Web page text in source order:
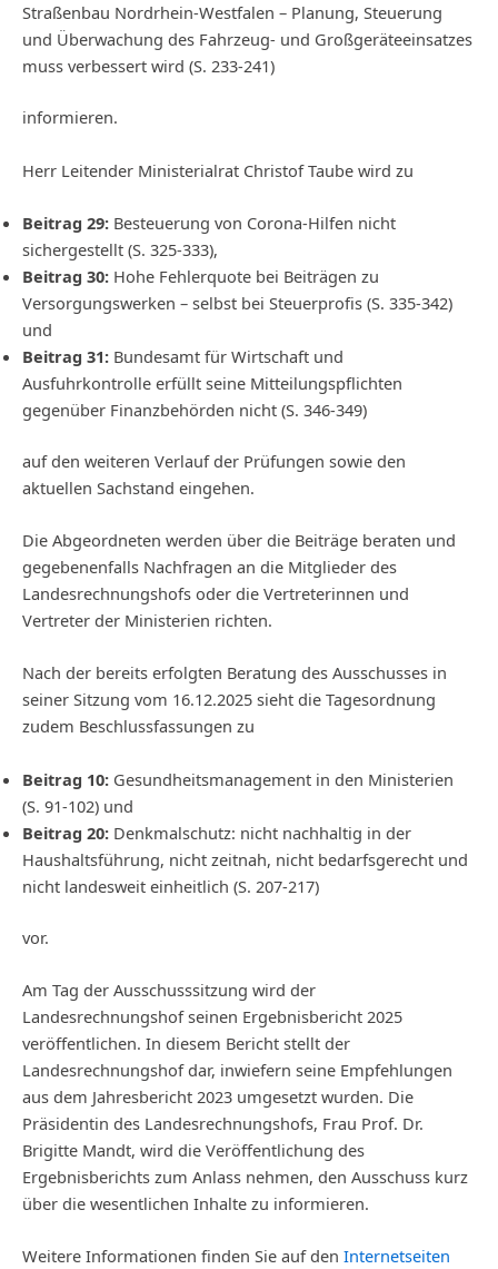
Straßenbau Nordrhein-Westfalen – Planung, Steuerung
und Überwachung des Fahrzeug- und Großgeräteeinsatzes
muss verbessert wird (S. 233‑241)
informieren.
Herr Leitender Ministerialrat Christof Taube wird zu
Beitrag 29: Besteuerung von Corona-Hilfen nicht
sichergestellt (S. 325‑333),
Beitrag 30: Hohe Fehlerquote bei Beiträgen zu
Versorgungswerken – selbst bei Steuerprofis (S. 335-342)
und
Beitrag 31: Bundesamt für Wirtschaft und
Ausfuhrkontrolle erfüllt seine Mitteilungspflichten
gegenüber Finanzbehörden nicht (S. 346‑349)
auf den weiteren Verlauf der Prüfungen sowie den
aktuellen Sachstand eingehen.
Die Abgeordneten werden über die Beiträge beraten und
gegebenenfalls Nachfragen an die Mitglieder des
Landesrechnungshofs oder die Vertreterinnen und
Vertreter der Ministerien richten.
Nach der bereits erfolgten Beratung des Ausschusses in
seiner Sitzung vom 16.12.2025 sieht die Tagesordnung
zudem Beschlussfassungen zu
Beitrag 10: Gesundheitsmanagement in den Ministerien
(S. 91‑102) und
Beitrag 20: Denkmalschutz: nicht nachhaltig in der
Haushaltsführung, nicht zeitnah, nicht bedarfsgerecht und
nicht landesweit einheitlich (S. 207-217)
vor.
Am Tag der Ausschusssitzung wird der
Landesrechnungshof seinen Ergebnisbericht 2025
veröffentlichen. In diesem Bericht stellt der
Landesrechnungshof dar, inwiefern seine Empfehlungen
aus dem Jahresbericht 2023 umgesetzt wurden. Die
Präsidentin des Landesrechnungshofs, Frau Prof. Dr.
Brigitte Mandt, wird die Veröffentlichung des
Ergebnisberichts zum Anlass nehmen, den Ausschuss kurz
über die wesentlichen Inhalte zu informieren.
Weitere Informationen finden Sie auf den Internetseiten